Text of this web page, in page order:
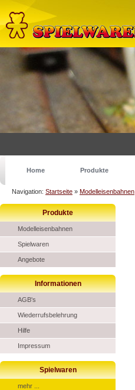
Home Produkte
Navigation: Startseite » Modelleisenbahnen
Produkte
Modelleisenbahnen
Spielwaren
Angebote
Informationen
AGB's
Wiederrufsbelehrung
Hilfe
Impressum
Spielwaren
mehr ...